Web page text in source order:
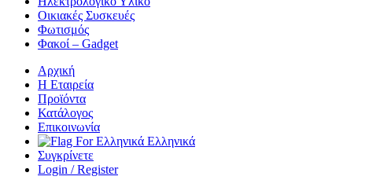
Οικιακές Συσκευές
Φωτισμός
Φακοί – Gadget
Αρχική
Η Εταιρεία
Προϊόντα
Κατάλογος
Επικοινωνία
Ελληνικά
Συγκρίνετε
Login / Register